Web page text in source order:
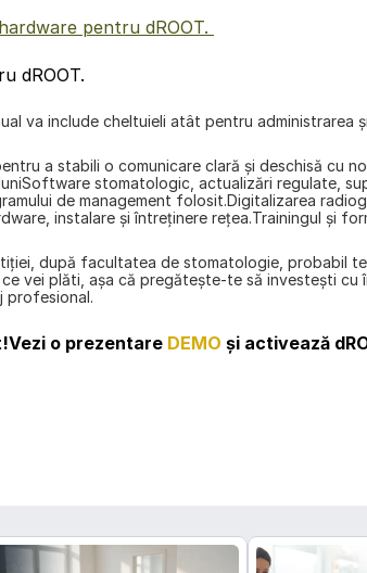
pentru dROOT.
dROOT.
va include cheltuieli atât pentru
a stabili o comunicare clară şi deschisă cu
stomatologic, actualizări regulate,
de management folosit.Digitalizarea
instalare și întreținere rețea.Trainingul și
după facultatea de stomatologie, probabil
vei plăti, așa că pregăteşte-te să investeşti
profesional.
Vezi o prezentare DEMO și activează